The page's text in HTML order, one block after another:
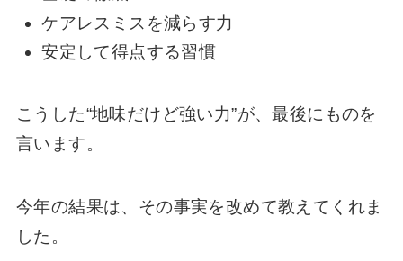
ケアレスミスを減らす力
安定して得点する習慣
こうした“地味だけど強い力”が、最後にものを
言います。
今年の結果は、その事実を改めて教えてくれま
した。